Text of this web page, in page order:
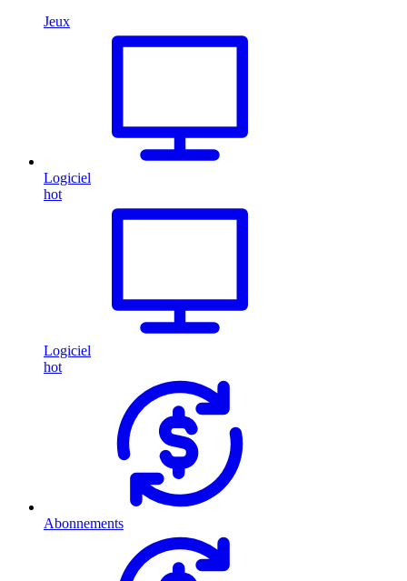
Jeux
Logiciel
hot
Logiciel
hot
Abonnements